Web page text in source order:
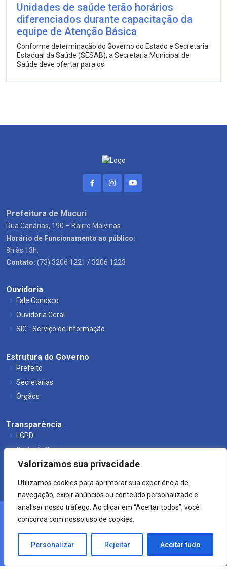
Valorizamos sua privacidade
Utilizamos cookies para aprimorar sua experiência de
navegação, exibir anúncios ou conteúdo personalizado e
analisar nosso tráfego. Ao clicar em “Aceitar todos”, você
concorda com nosso uso de cookies.
Personalizar Rejeitar Aceitar tudo
Unidades de saúde terão horários
diferenciados durante capacitação da
equipe de Atenção Básica
Conforme determinação do Governo do Estado e Secretaria
Estadual da Saúde (SESAB), a Secretaria Municipal de
Saúde deve ofertar para os
Prefeitura de Mucuri
Rua Canárias, 190 – Bairro Malvinas
Horário de Funcionamento ao público:
8h às 13h.
Contato: (73) 3206 1221 / 3206 1223
Ouvidoria
Fale Conosco
Ouvidoria Geral
SIC - Serviço de Informação
Estrutura do Governo
Prefeito
Secretarias
Órgãos
Transparência
LGPD
Carta de Serviços
Leis Municipais
Crearte WEB